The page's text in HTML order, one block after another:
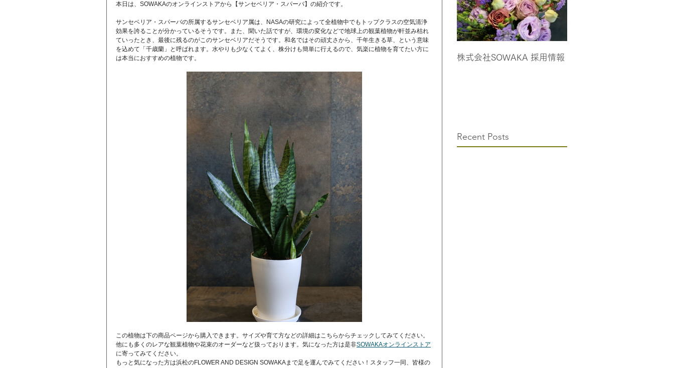
本日は、SOWAKAのオンラインストアから【サンセベリア・スパーバ】の紹介です。
サンセベリア・スパーバの所属するサンセベリア属は、NASAの研究によって全植物中でもトップクラスの空気清浄
効果を誇ることが分かっているそうです。また、聞いた話ですが、環境の変化などで地球上の観葉植物が軒並み枯れ
ていったとき、最後に残るのがこのサンセベリアだそうです。和名ではその頑丈さから、千年生きる草、という意味
を込めて「千歳蘭」と呼ばれます。水やりも少なくてよく、株分けも簡単に行えるので、気楽に植物を育てたい方に
は本当におすすめの植物です。
この植物は下の商品ページから購入できます。サイズや育て方などの詳細はこちらからチェックしてみてください。
他にも多くのレアな観葉植物や花束のオーダーなど扱っております。気になった方は是非SOWAKAオンラインストア
に寄ってみてください。
もっと気になった方は浜松のFLOWER AND DESIGN SOWAKAまで足を運んでみてください！スタッフ一同、皆様の
株式会社SOWAKA 採用情報
Recent Posts